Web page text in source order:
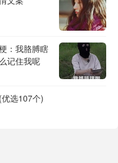
：我胳膊瞎
记住我呢
选107个)